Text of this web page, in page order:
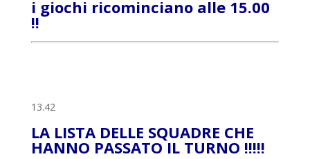
i giochi ricominciano alle 15.00
!!
13.42
LA LISTA DELLE SQUADRE CHE
HANNO PASSATO IL TURNO !!!!!